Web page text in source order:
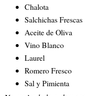
Chalota
Salchichas Frescas
Aceite de Oliva
Vino Blanco
Laurel
Romero Fresco
Sal y Pimienta